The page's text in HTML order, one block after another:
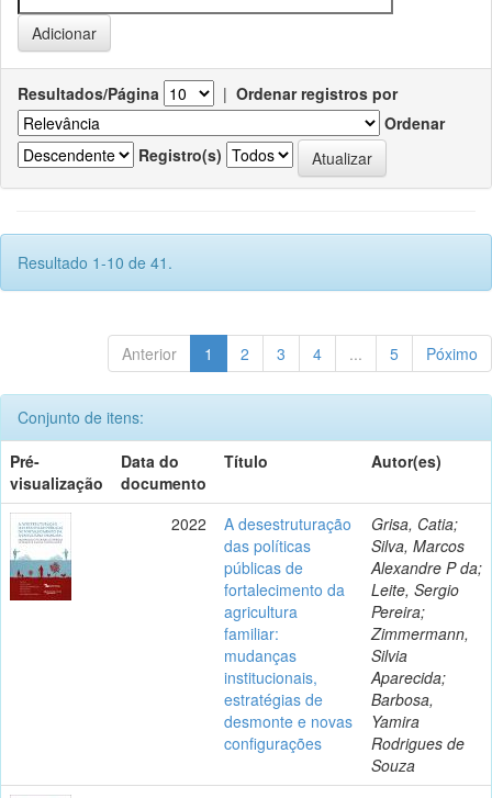
Resultados/Página | Ordenar registros por
Ordenar
Registro(s)
Resultado 1-10 de 41.
Anterior 1 2 3 4 ... 5 Póximo
Conjunto de itens:
Pré-
visualização
Data do
documento
Título Autor(es)
2022
A desestruturação
das políticas
públicas de
fortalecimento da
agricultura
familiar:
mudanças
institucionais,
estratégias de
desmonte e novas
configurações
Grisa, Catia;
Silva, Marcos
Alexandre P da;
Leite, Sergio
Pereira;
Zimmermann,
Silvia
Aparecida;
Barbosa,
Yamira
Rodrigues de
Souza